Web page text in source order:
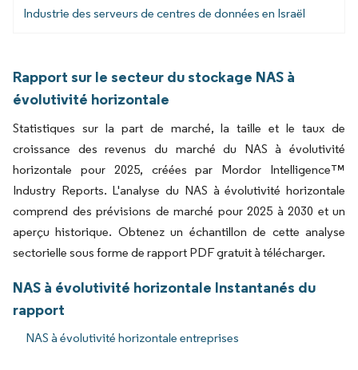
Industrie des serveurs de centres de données en Israël
Rapport sur le secteur du stockage NAS à
évolutivité horizontale
Statistiques sur la part de marché, la taille et le taux de
croissance des revenus du marché du NAS à évolutivité
horizontale pour 2025, créées par Mordor Intelligence™
Industry Reports. L'analyse du NAS à évolutivité horizontale
comprend des prévisions de marché pour 2025 à 2030 et un
aperçu historique. Obtenez un échantillon de cette analyse
sectorielle sous forme de rapport PDF gratuit à télécharger.
NAS à évolutivité horizontale Instantanés du
rapport
NAS à évolutivité horizontale entreprises